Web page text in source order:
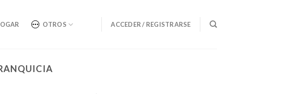
OTROS ACCEDER / REGISTRARSE